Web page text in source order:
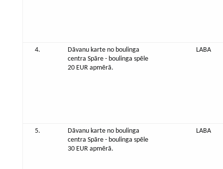
4.
Dāvanu karte no boulinga
centra Spāre - boulinga spēle
20 EUR apmērā.
LABA
5.
Dāvanu karte no boulinga
centra Spāre - boulinga spēle
30 EUR apmērā.
LABA